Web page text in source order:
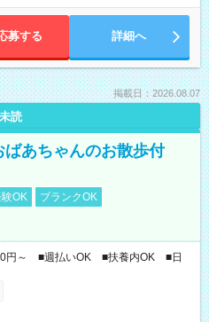
募する 詳細へ
掲載日：2026.08.07
未読
ばあちゃんのお散歩付
OK
ブランクOK
円～ ■週払いOK ■扶養内OK ■日